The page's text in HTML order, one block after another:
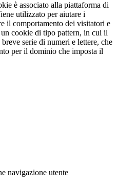
è associato alla piattaforma di
utilizzato per aiutare i
il comportamento dei visitatori e
cookie di tipo pattern, in cui il
serie di numeri e lettere, che
per il dominio che imposta il
navigazione utente